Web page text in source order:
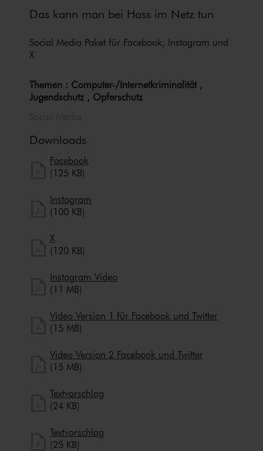
Das kann man bei Hass im Netz tun
Social Media Paket für Facebook, Instagram und
X
Themen : Computer-/In­ter­net­kri­mi­na­li­tät ,
Jugendschutz , Opferschutz
Downloads
Facebook herunterladen
Facebook
(125 KB)
Instagram herunterladen
Instagram
(100 KB)
X herunterladen
Xherunterladen
(120 KB)
Instagram Video herunterladen
Instagram Video
(11 MB)
Video Version 1 für Facebook und Twitter
Video Version 1 für Facebook und Twitter
(15 MB)
Video Version 2 Facebook und Twitter herunterladen
Video Version 2 Facebook und Twitter
(15 MB)
Textvorschlag herunterladen
Textvorschlag
(24 KB)
Textvorschlag herunterladen
Textvorschlag
(25 KB)